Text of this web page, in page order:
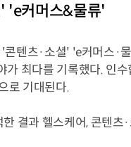
'e커머스&물류'
텐츠·소셜' 'e커머스·
최다를 기록했다. 인
로 기대된다.
결과 헬스케어, 콘텐츠